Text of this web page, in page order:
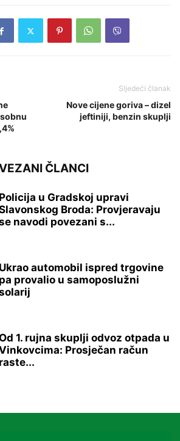
Sljedeći članak
Nove cijene goriva – dizel
jeftiniji, benzin skuplji
ČLANCI
Policija u Gradskoj upravi
Broda: Provjeravaju
navodi povezani s...
Ukrao automobil ispred trgovine
pa provalio u samoposlužni
1. rujna skuplji odvoz otpada u
Prosječan račun
raste...